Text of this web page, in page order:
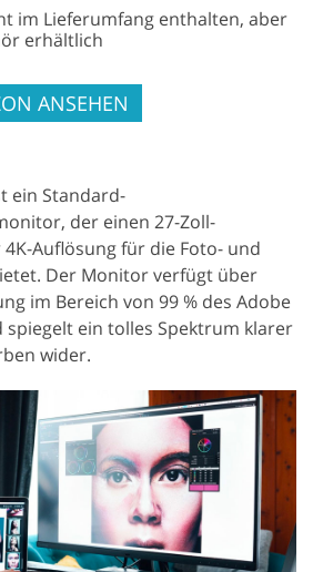
im Lieferumfang enthalten, aber
erhältlich
ANSEHEN
ein Standard-
der einen 27-Zoll-
Auflösung für die Foto- und
Der Monitor verfügt über
im Bereich von 99 % des Adobe
spiegelt ein tolles Spektrum klarer
wider.